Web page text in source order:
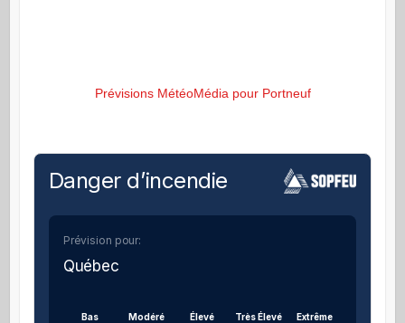
Prévisions MétéoMédia pour Portneuf
Danger d’incendie
Prévision pour:
Québec
Bas Modéré Élevé Très Élevé Extrême